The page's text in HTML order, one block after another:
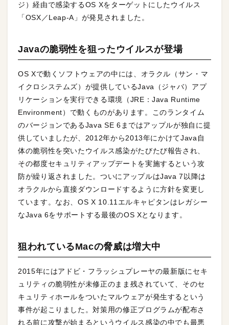
ジ）経由で感染するOS Xをターゲットにしたウイルス
「OSX／Leap-A」が発見されました。
Javaの脆弱性を狙ったウイルスが登場
OS Xで動くソフトウェアの中には、オラクル（サン・マ
イクロシステムズ）が提供しているJava（ジャバ）アプ
リケーションを実行できる環境（JRE：Java Runtime
Environment）で動くものがあります。このランタイム
のバージョンであるJava SE 6まではアップルが独自に提
供していましたが、2012年から2013年にかけてJava自
体の脆弱性を突いたウイルス感染がたびたび報告され、
その都度セキュリティアップデートを実施するという攻
防が繰り返されました。ついにアップルはJava 7以降は
オラクルから直接ダウンロードするように方針を変更し
ています。なお、OS X 10.11エルキャピタンはレガシー
なJava 6をサポートする最後のOS Xとなります。
狙われているMacの脅威は増大中
2015年にはアドビ・フラッシュプレーヤの最新版にセキ
ュリティの脆弱性が未修正のまま残されていて、そのセ
キュリティホールをついたマルウェアが発生するという
事件が起こりました。対策用の修正プログラムが配布さ
れる前に攻撃が始まるというウイルス感染の中でも最悪